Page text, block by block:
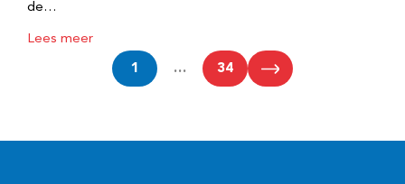
de…
Lees meer
1 … 34